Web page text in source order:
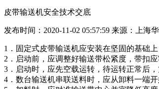
皮带输送机安全技术交底
发布时间：2020-11-02 05:57:59 来源：上海
1．固定式皮带输送机应安装在坚固的基础
2．启动前，应调整好输送带松紧度，带扣
3．启动时，应先空载运转，待运转正常后
4．数台输送机串联送料时，应从卸料一端